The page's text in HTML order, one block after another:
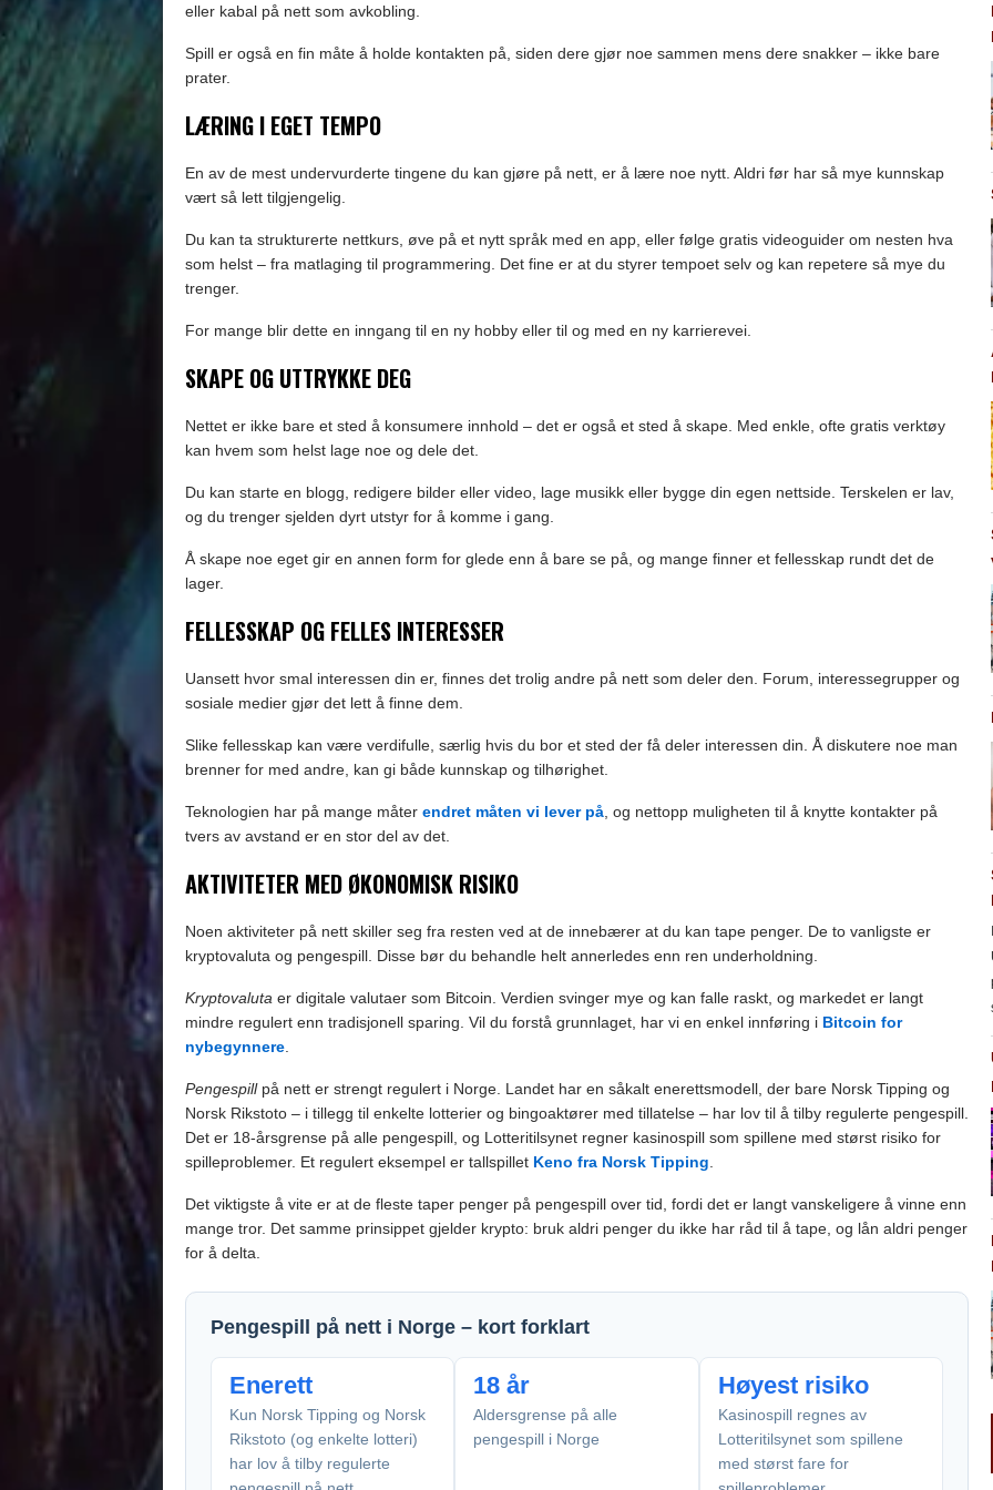
eller kabal på nett som avkobling.
Spill er også en fin måte å holde kontakten på, siden dere gjør noe sammen mens dere snakker – ikke bare
prater.
LÆRING I EGET TEMPO
En av de mest undervurderte tingene du kan gjøre på nett, er å lære noe nytt. Aldri før har så mye kunnskap
vært så lett tilgjengelig.
Du kan ta strukturerte nettkurs, øve på et nytt språk med en app, eller følge gratis videoguider om nesten hva
som helst – fra matlaging til programmering. Det fine er at du styrer tempoet selv og kan repetere så mye du
trenger.
For mange blir dette en inngang til en ny hobby eller til og med en ny karrierevei.
SKAPE OG UTTRYKKE DEG
Nettet er ikke bare et sted å konsumere innhold – det er også et sted å skape. Med enkle, ofte gratis verktøy
kan hvem som helst lage noe og dele det.
Du kan starte en blogg, redigere bilder eller video, lage musikk eller bygge din egen nettside. Terskelen er lav,
og du trenger sjelden dyrt utstyr for å komme i gang.
Å skape noe eget gir en annen form for glede enn å bare se på, og mange finner et fellesskap rundt det de
lager.
FELLESSKAP OG FELLES INTERESSER
Uansett hvor smal interessen din er, finnes det trolig andre på nett som deler den. Forum, interessegrupper og
sosiale medier gjør det lett å finne dem.
Slike fellesskap kan være verdifulle, særlig hvis du bor et sted der få deler interessen din. Å diskutere noe man
brenner for med andre, kan gi både kunnskap og tilhørighet.
Teknologien har på mange måter endret måten vi lever på , og nettopp muligheten til å knytte kontakter på
tvers av avstand er en stor del av det.
AKTIVITETER MED ØKONOMISK RISIKO
Noen aktiviteter på nett skiller seg fra resten ved at de innebærer at du kan tape penger. De to vanligste er
kryptovaluta og pengespill. Disse bør du behandle helt annerledes enn ren underholdning.
Kryptovaluta er digitale valutaer som Bitcoin. Verdien svinger mye og kan falle raskt, og markedet er langt
mindre regulert enn tradisjonell sparing. Vil du forstå grunnlaget, har vi en enkel innføring i Bitcoin for
nybegynnere
Pengespillpå nett er strengt regulert i Norge. Landet har en såkalt enerettsmodell, der bare Norsk Tipping og
Norsk Rikstoto – i tillegg til enkelte lotterier og bingoaktører med tillatelse – har lov til å tilby regulerte pengespill.
Det er 18-årsgrense på alle pengespill, og Lotteritilsynet regner kasinospill som spillene med størst risiko for
spilleproblemer. Et regulert eksempel er tallspillet Keno fra Norsk Tipping
Det viktigste å vite er at de fleste taper penger på pengespill over tid, fordi det er langt vanskeligere å vinne enn
mange tror. Det samme prinsippet gjelder krypto: bruk aldri penger du ikke har råd til å tape, og lån aldri penger
for å delta.
Pengespill på nett i Norge – kort forklart
Enerett
Kun Norsk Tipping og Norsk
Rikstoto (og enkelte lotteri)
har lov å tilby regulerte
18 år
Aldersgrense på alle
pengespill i Norge
Høyest risiko
Kasinospill regnes av
Lotteritilsynet som spillene
med størst fare for